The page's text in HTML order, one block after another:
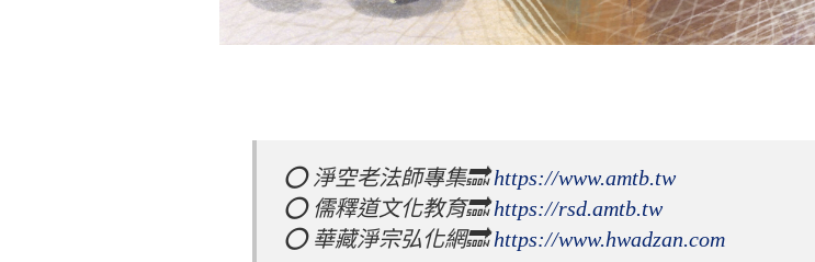
⭕️ 淨空老法師專集🔜 https://www.amtb.tw
⭕️ 儒釋道文化教育🔜 https://rsd.amtb.tw
⭕️ 華藏淨宗弘化網🔜 https://www.hwadzan.com